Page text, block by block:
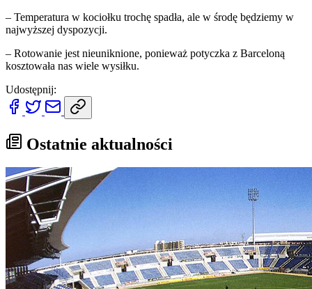
– Temperatura w kociołku trochę spadła, ale w środę będziemy w
najwyższej dyspozycji.
– Rotowanie jest nieuniknione, ponieważ potyczka z Barceloną
kosztowała nas wiele wysiłku.
Udostępnij:
Ostatnie aktualności